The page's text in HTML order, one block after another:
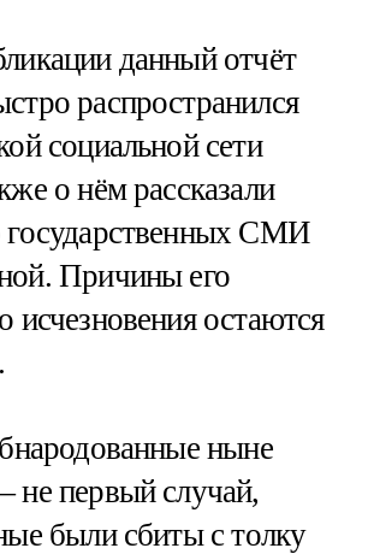
данный отчёт
распространился
социальной сети
о нём рассказали
государственных СМИ
Причины его
исчезновения остаются
ныне
не первый случай,
были сбиты с толку